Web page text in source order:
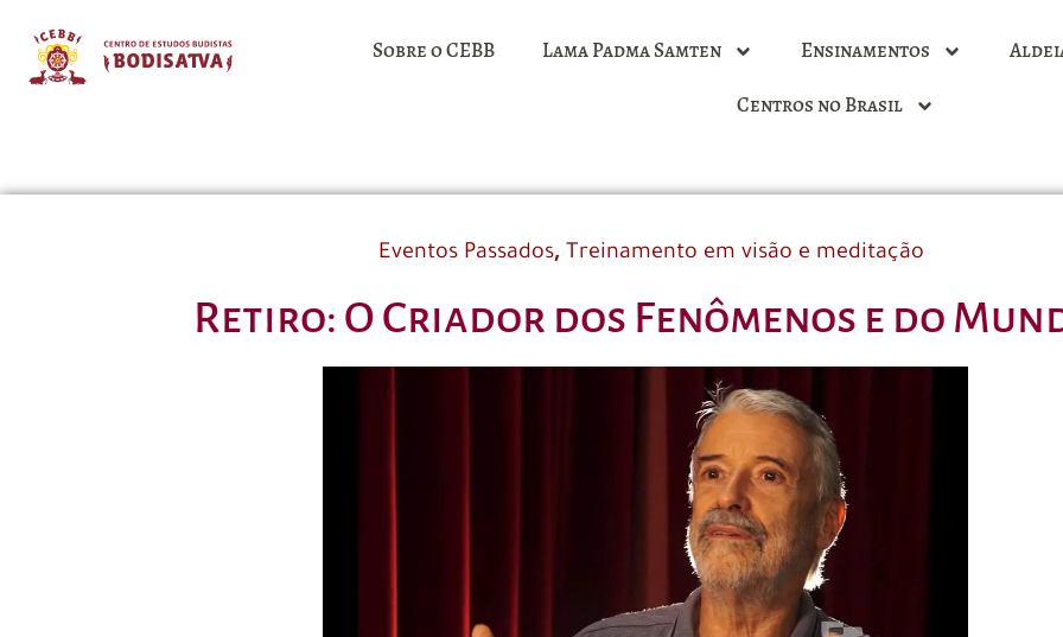
Sobre o CEBB Lama Padma Samten Ensinamentos
Centros no Brasil
Eventos Passados,Treinamento em visão e meditação
Retiro: O Criador dos Fenômenos e do